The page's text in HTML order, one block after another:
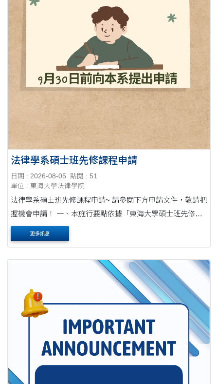
法律學系碩士班先修課程申請
日期 : 2026-08-05
點閱 : 51
單位 : 東海大學法律學院
法律學系碩士班先修課程申請~ 請參閱下方申請文件，敬請把
握機會申請！ 一、本施行要點依據「東海大學碩士班先修課
程實施要點」訂定之。 二、本校法律學系大學部三年級（進
修部四年級）以上學生，其前....
更多訊息